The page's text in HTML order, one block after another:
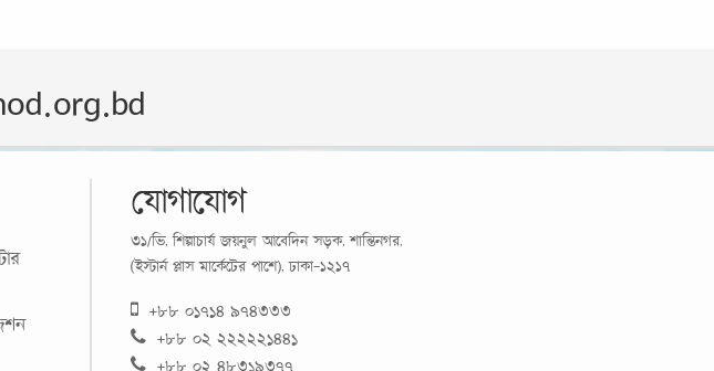
যোগাযোগ
৩১/ভি, শিল্পাচার্য জয়নুল আবেদিন সড়ক, শান্তিনগর,
(ইস্টার্ন প্লাস মার্কেটের পাশে), ঢাকা-১২১৭
+৮৮ ০১৭১৪ ৯৭৪৩৩৩
+৮৮ ০২ ২২২২২১৪৪১
+৮৮ ০২ ৪৮৩১৯৩৭৭